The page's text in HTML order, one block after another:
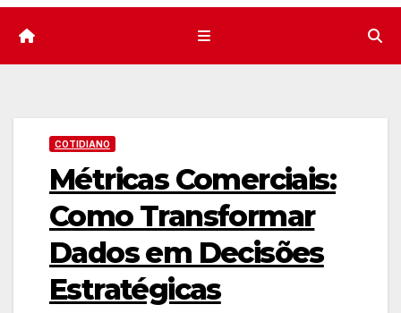
COTIDIANO
Métricas Comerciais:
Como Transformar
Dados em Decisões
Estratégicas